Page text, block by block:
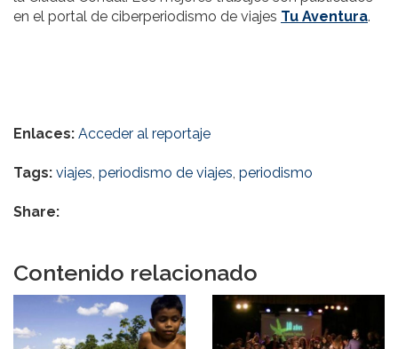
en el portal de ciberperiodismo de viajes Tu Aventura.
Enlaces: Acceder al reportaje
Tags: viajes, periodismo de viajes, periodismo
Share:
Contenido relacionado